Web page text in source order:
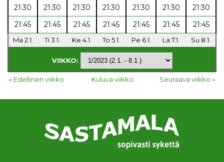
21:30
21:30 21:30 21:30 21:30 21:30
21:30
21:45
21:45 21:45 21:45 21:45 21:45 21:45
Ma 2.1. Ti 3.1. Ke 4.1. To 5.1. Pe 6.1. La 7.1. Su 8.1.
VIIKKO:
« Edellinen viikko Kuluva viikko Seuraava viikko »